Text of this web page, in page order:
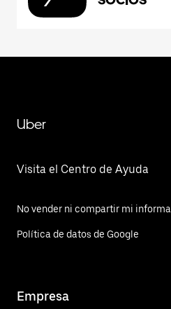
Uber
Visita el Centro de Ayuda
No vender ni compartir mi
Política de datos de Google
Empresa